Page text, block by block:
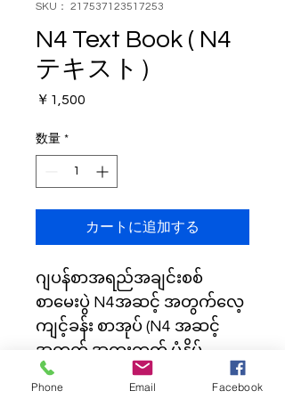
SKU： 217537123517253
N4 Text Book ( N4
テキスト）
￥1,500
数量 *
カートに追加する
ဂျပန်စာအရည်အချင်းစစ်
စာမေးပွဲ N4အဆင့် အတွက်လေ့
ကျင့်ခန်း စာအုပ် (N4 အဆင့်
အတွက် အထူးထုတ် ပုံနှိပ်
စာအုပ်နှင့်တွဲဖက်၍ လေ့ကျင့်
Phone Email Facebook